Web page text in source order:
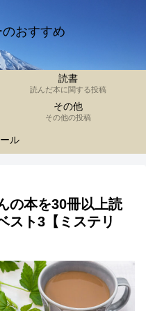
おすすめ
読書
読んだ本に関する投稿
その他
その他の投稿
ル
の本を30冊以上読
スト3【ミステリ